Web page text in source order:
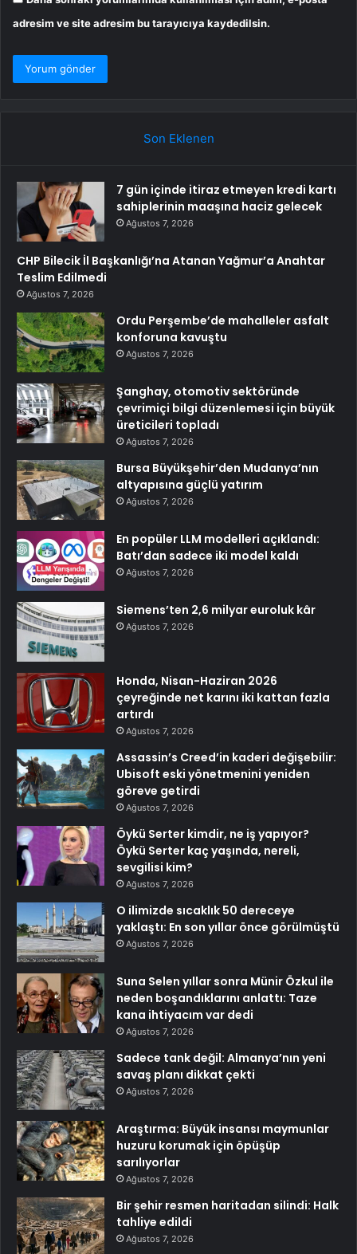
adresim ve site adresim bu tarayıcıya kaydedilsin.
Son Eklenen
7 gün içinde itiraz etmeyen kredi kartı
sahiplerinin maaşına haciz gelecek
Ağustos 7, 2026
CHP Bilecik İl Başkanlığı’na Atanan Yağmur’a Anahtar
Teslim Edilmedi
Ağustos 7, 2026
Ordu Perşembe’de mahalleler asfalt
konforuna kavuştu
Ağustos 7, 2026
Şanghay, otomotiv sektöründe
çevrimiçi bilgi düzenlemesi için büyük
üreticileri topladı
Ağustos 7, 2026
Bursa Büyükşehir’den Mudanya’nın
altyapısına güçlü yatırım
Ağustos 7, 2026
En popüler LLM modelleri açıklandı:
Batı’dan sadece iki model kaldı
Ağustos 7, 2026
Siemens’ten 2,6 milyar euroluk kâr
Ağustos 7, 2026
Honda, Nisan-Haziran 2026
çeyreğinde net karını iki kattan fazla
artırdı
Ağustos 7, 2026
Assassin’s Creed’in kaderi değişebilir:
Ubisoft eski yönetmenini yeniden
göreve getirdi
Ağustos 7, 2026
Öykü Serter kimdir, ne iş yapıyor?
Öykü Serter kaç yaşında, nereli,
sevgilisi kim?
Ağustos 7, 2026
O ilimizde sıcaklık 50 dereceye
yaklaştı: En son yıllar önce görülmüştü
Ağustos 7, 2026
Suna Selen yıllar sonra Münir Özkul ile
neden boşandıklarını anlattı: Taze
kana ihtiyacım var dedi
Ağustos 7, 2026
Sadece tank değil: Almanya’nın yeni
savaş planı dikkat çekti
Ağustos 7, 2026
Araştırma: Büyük insansı maymunlar
huzuru korumak için öpüşüp
sarılıyorlar
Ağustos 7, 2026
Bir şehir resmen haritadan silindi: Halk
tahliye edildi
Ağustos 7, 2026